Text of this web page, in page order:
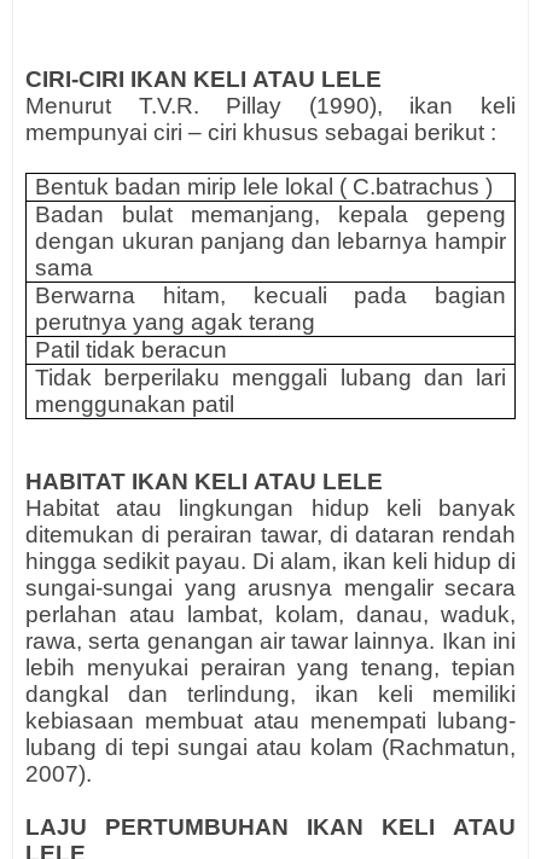
CIRI-CIRI IKAN KELI ATAU LELE
Menurut T.V.R. Pillay (1990), ikan keli
mempunyai ciri – ciri khusus sebagai berikut :
Bentuk badan mirip lele lokal ( C.batrachus )
Badan bulat memanjang, kepala gepeng
dengan ukuran panjang dan lebarnya hampir
sama
Berwarna hitam, kecuali pada bagian
perutnya yang agak terang
Patil tidak beracun
Tidak berperilaku menggali lubang dan lari
menggunakan patil
HABITAT IKAN KELI ATAU LELE
Habitat atau lingkungan hidup keli banyak
ditemukan di perairan tawar, di dataran rendah
hingga sedikit payau. Di alam, ikan keli hidup di
sungai-sungai yang arusnya mengalir secara
perlahan atau lambat, kolam, danau, waduk,
rawa, serta genangan air tawar lainnya. Ikan ini
lebih menyukai perairan yang tenang, tepian
dangkal dan terlindung, ikan keli memiliki
kebiasaan membuat atau menempati lubang-
lubang di tepi sungai atau kolam (Rachmatun,
2007).
LAJU PERTUMBUHAN IKAN KELI ATAU
LELE